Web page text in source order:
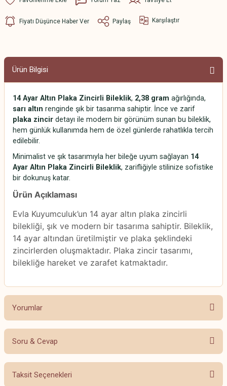
Fiyatı Düşünce Haber Ver Paylaş Karşılaştır
Ürün Bilgisi
14 Ayar Altın Plaka Zincirli Bileklik, 2,38 gram ağırlığında,
sarı altın renginde şık bir tasarıma sahiptir. İnce ve zarif
plaka zincir detayı ile modern bir görünüm sunan bu bileklik,
hem günlük kullanımda hem de özel günlerde rahatlıkla tercih
edilebilir.
Minimalist ve şık tasarımıyla her bileğe uyum sağlayan 14
Ayar Altın Plaka Zincirli Bileklik, zarifliğiyle stilinize sofistike
bir dokunuş katar.
Ürün Açıklaması
Evla Kuyumculuk’un 14 ayar altın plaka zincirli
bilekliği, şık ve modern bir tasarıma sahiptir. Bileklik,
14 ayar altından üretilmiştir ve plaka şeklindeki
zincirlerden oluşmaktadır. Plaka zincir tasarımı,
bilekliğe hareket ve zarafet katmaktadır.
Yorumlar
Soru & Cevap
Taksit Seçenekleri